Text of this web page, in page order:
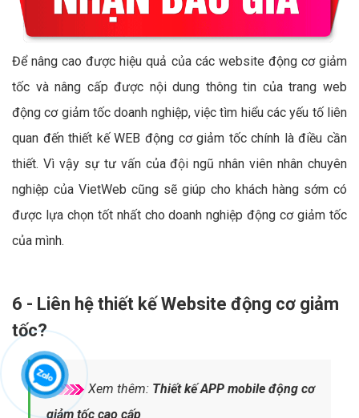
Để nâng cao được hiệu quả của các website động cơ giảm
tốc và nâng cấp được nội dung thông tin của trang web
động cơ giảm tốc doanh nghiệp, việc tìm hiểu các yếu tố liên
quan đến thiết kế WEB động cơ giảm tốc chính là điều cần
thiết. Vì vậy sự tư vấn của đội ngũ nhân viên nhân chuyên
nghiệp của VietWeb cũng sẽ giúp cho khách hàng sớm có
được lựa chọn tốt nhất cho doanh nghiệp động cơ giảm tốc
của mình.
6 - Liên hệ thiết kế Website động cơ giảm
tốc?
Xem thêm: Thiết kế APP mobile động cơ
giảm tốc cao cấp